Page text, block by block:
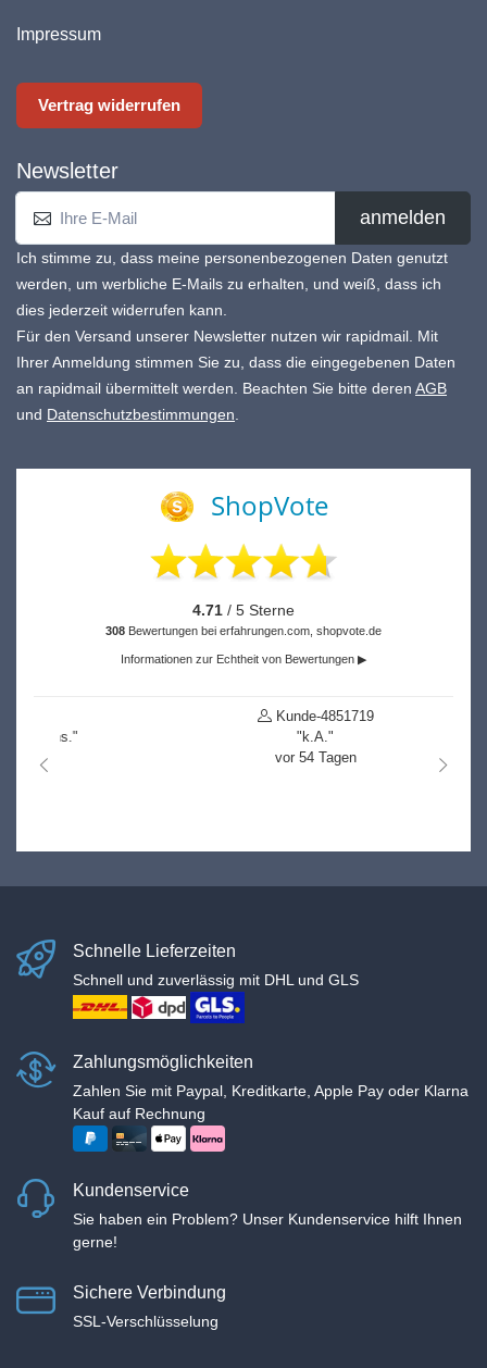
Impressum
Vertrag widerrufen
Newsletter
anmelden
Ich stimme zu, dass meine personenbezogenen Daten genutzt
werden, um werbliche E-Mails zu erhalten, und weiß, dass ich
dies jederzeit widerrufen kann.
Für den Versand unserer Newsletter nutzen wir rapidmail. Mit
Ihrer Anmeldung stimmen Sie zu, dass die eingegebenen Daten
an rapidmail übermittelt werden. Beachten Sie bitte deren AGB
und Datenschutzbestimmungen.
ShopVote
4.71 / 5 Sterne
308 Bewertungen bei erfahrungen.com, shopvote.de
Informationen zur Echtheit von Bewertungen ▶
Kunde-4851719
vor 54 Tagen
nach links
nach
Schnelle Lieferzeiten
Schnell und zuverlässig mit DHL und GLS
Zahlungsmöglichkeiten
Zahlen Sie mit Paypal, Kreditkarte, Apple Pay oder Klarna
Kauf auf Rechnung
Kundenservice
Sie haben ein Problem? Unser Kundenservice hilft Ihnen
gerne!
Sichere Verbindung
SSL-Verschlüsselung